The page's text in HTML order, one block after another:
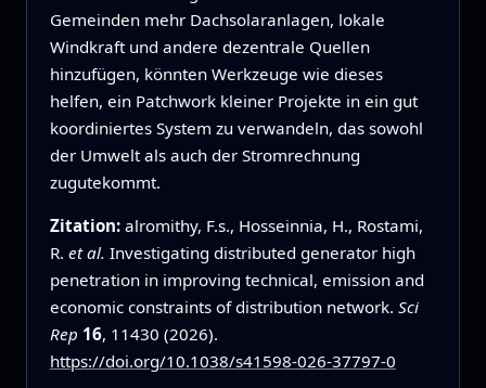
Gemeinden mehr Dachsolaranlagen, lokale
Windkraft und andere dezentrale Quellen
hinzufügen, könnten Werkzeuge wie dieses
helfen, ein Patchwork kleiner Projekte in ein gut
koordiniertes System zu verwandeln, das sowohl
der Umwelt als auch der Stromrechnung
zugutekommt.
Zitation: alromithy, F.s., Hosseinnia, H., Rostami,
R. et al. Investigating distributed generator high
penetration in improving technical, emission and
economic constraints of distribution network. Sci
Rep 16, 11430 (2026).
https://doi.org/10.1038/s41598-026-37797-0